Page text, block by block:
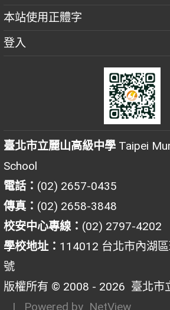
本站使用正體字
登入
臺北市立麗山高級中學 Taipei
School
電話： (02) 2657-0435
傳真： (02) 2658-3848
校安中心專線： (02) 2797-4202
學校地址： 114012 台北市內湖
號
版權所有 © 2008 - 2026 臺北市
| Powered by NetView